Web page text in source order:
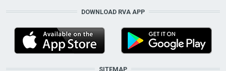
DOWNLOAD RVA APP
SITEMAP